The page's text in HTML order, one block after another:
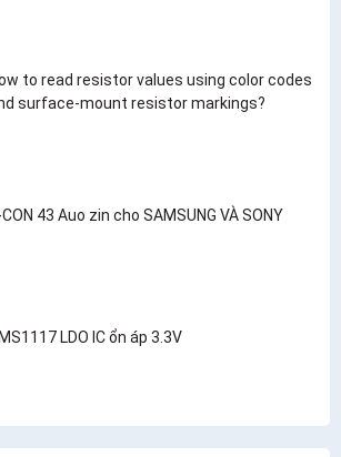
to read resistor values using color codes
surface-mount resistor markings?
43 Auo zin cho SAMSUNG VÀ SONY
LDO IC ổn áp 3.3V